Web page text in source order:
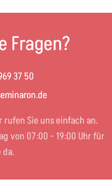
Fragen?
37 50
rufen Sie uns einfach an.
von 07:00 - 19:00 Uhr für
da.